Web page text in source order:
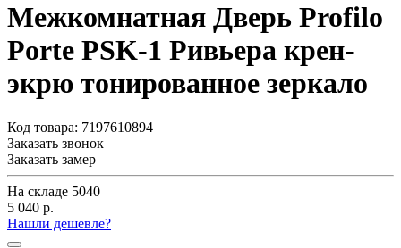
Межкомнатная Дверь Profilo
Porte PSK-1 Ривьера крен-
экрю тонированное зеркало
Код товара: 7197610894
Заказать звонок
Заказать замер
На складе 5040
5 040 р.
Нашли дешевле?